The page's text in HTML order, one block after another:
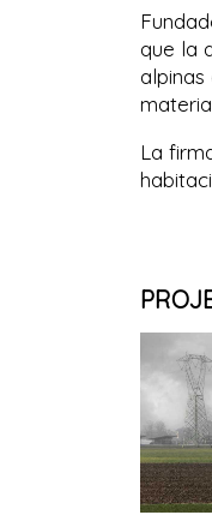
que la
La